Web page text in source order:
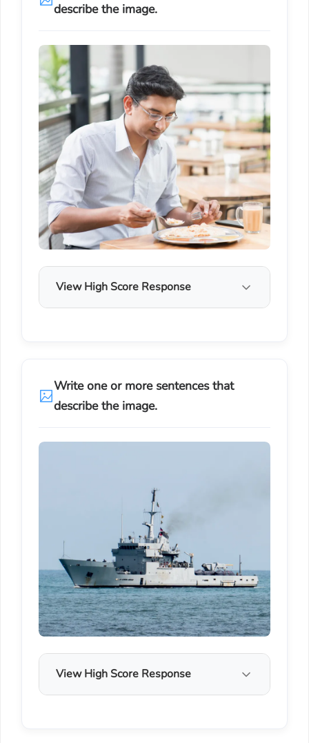
describe the image.
View High Score Response
Write one or more sentences that
describe the image.
View High Score Response